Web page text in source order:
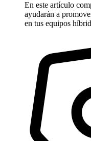
En este artículo
ayudarán a
en tus equipos